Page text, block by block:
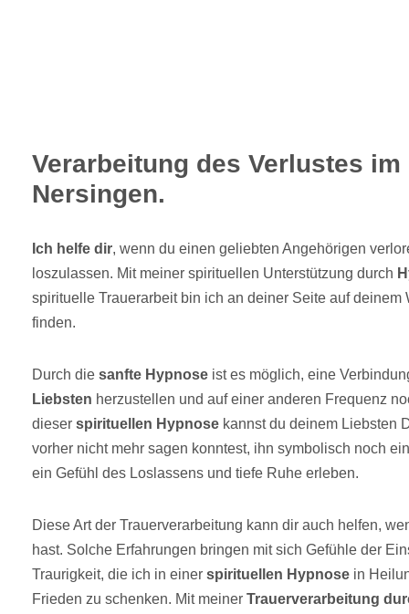
Verarbeitung des Verlustes im
Nersingen.
Ich helfe dir, wenn du einen geliebten Angehörigen
loszulassen. Mit meiner spirituellen Unterstützung durch
spirituelle Trauerarbeit bin ich an deiner Seite auf deinem
finden.
Durch die sanfte Hypnose ist es möglich, eine
Liebsten herzustellen und auf einer anderen Frequenz
dieser spirituellen Hypnose kannst du deinem Liebsten
vorher nicht mehr sagen konntest, ihn symbolisch noch
ein Gefühl des Loslassens und tiefe Ruhe erleben.
Diese Art der Trauerverarbeitung kann dir auch helfen,
hast. Solche Erfahrungen bringen mit sich Gefühle der
Traurigkeit, die ich in einer spirituellen Hypnose in
Frieden zu schenken. Mit meiner Trauerverarbeitung